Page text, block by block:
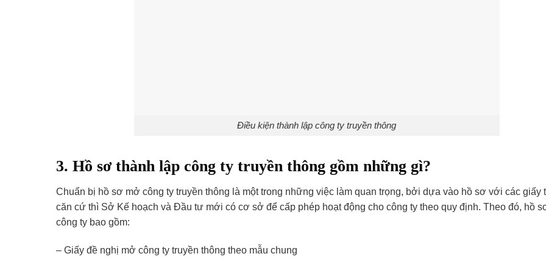
Điều kiện thành lập công ty truyền thông
3. Hồ sơ thành lập công ty truyền thông gồm những gì?
Chuẩn bị hồ sơ mở công ty truyền thông là một trong những việc làm quan trọng, bởi dựa vào hồ sơ với các giấy
căn cứ thì Sở Kế hoạch và Đầu tư mới có cơ sở để cấp phép hoạt động cho công ty theo quy định. Theo đó, hồ
công ty bao gồm:
– Giấy đề nghị mở công ty truyền thông theo mẫu chung